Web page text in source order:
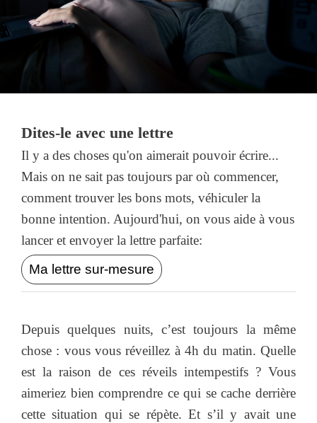
Dites-le avec une lettre
Il y a des choses qu'on aimerait pouvoir écrire...
Mais on ne sait pas toujours par où commencer,
comment trouver les bons mots, véhiculer la
bonne intention. Aujourd'hui, on vous aide à vous
lancer et envoyer la lettre parfaite:
Ma lettre sur-mesure
Depuis quelques nuits, c’est toujours la même
chose : vous vous réveillez à 4h du matin. Quelle
est la raison de ces réveils intempestifs ? Vous
aimeriez bien comprendre ce qui se cache derrière
cette situation qui se répète. Et s’il y avait une